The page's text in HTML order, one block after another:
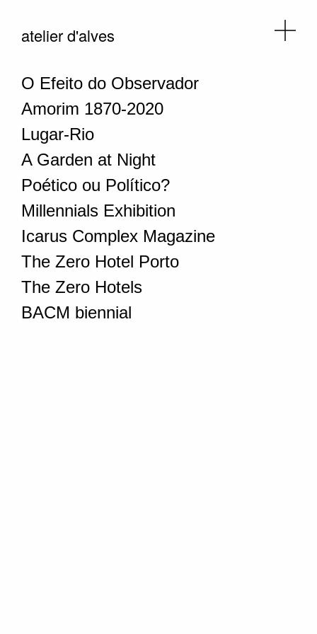
atelier d'alves
O Efeito do Observador
Amorim 1870-2020
Lugar-Rio
A Garden at Night
Poético ou Político?
Millennials Exhibition
Icarus Complex Magazine
The Zero Hotel Porto
The Zero Hotels
BACM biennial